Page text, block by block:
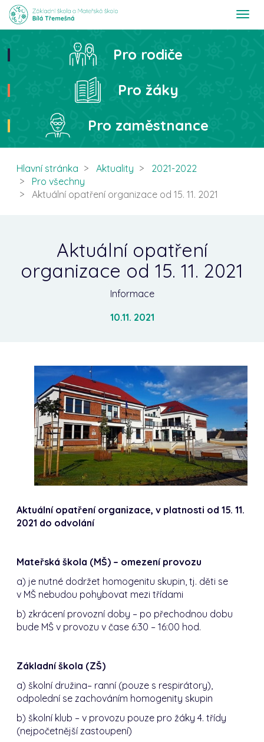
T
t
Hledat
Pro rodiče
Pro žáky
Pro zaměstnance
Hlavní stránka Aktuality
2021-2022
Pro všechny
Aktuální opatření organizace od 15. 11. 2021
Aktuální opatření
organizace od 15. 11. 2021
Informace
10.11. 2021
Aktuální opatření organizace, v platnosti od 15. 11.
2021 do odvolání
Mateřská škola (MŠ) – omezení provozu
a) je nutné dodržet homogenitu skupin, tj. děti se
v MŠ nebudou pohybovat mezi třídami
b) zkrácení provozní doby – po přechodnou dobu
bude MŠ v provozu v čase 6:30 – 16:00 hod.
Základní škola (ZŠ)
a) školní družina– ranní (pouze s respirátory),
odpolední se zachováním homogenity skupin
b) školní klub – v provozu pouze pro žáky 4. třídy
(nejpočetnější zastoupení)